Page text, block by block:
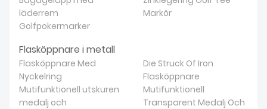
läderrem
Markör
Golfpokermarker
Flasköppnare i metall
Flasköppnare Med
Nyckelring
Die Struck Of Iron
Flasköppnare
Mutifunktionell utskuren
medalj och
Mutifunktionell
Transparent Medalj Och